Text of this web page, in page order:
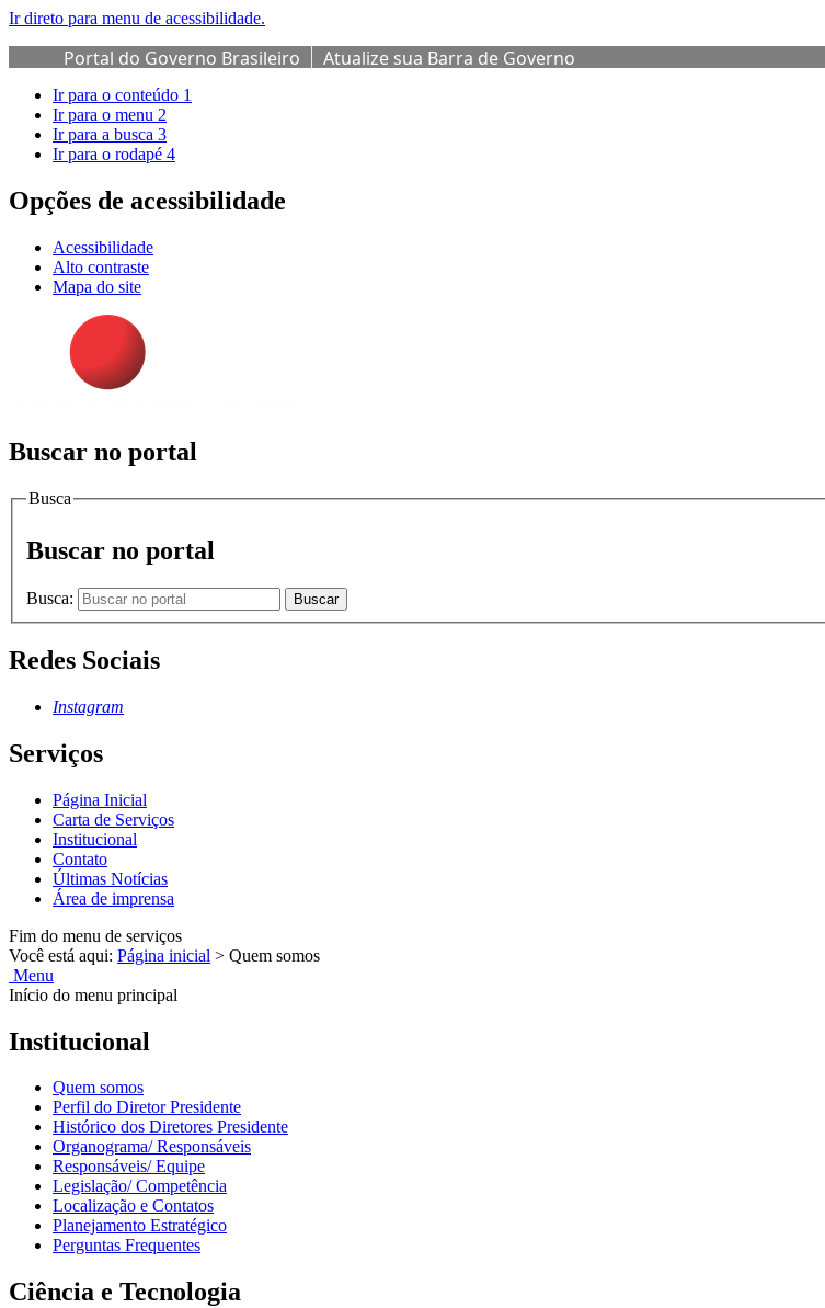
Ir direto para menu de acessibilidade.
Portal do Governo Brasileiro Atualize sua Barra de Governo
Ir para o conteúdo 1
Ir para o menu 2
Ir para a busca 3
Ir para o rodapé 4
Opções de acessibilidade
Acessibilidade
Alto contraste
Mapa do site
Buscar no portal
Busca
Buscar no portal
Busca: Buscar
Redes Sociais
Instagram
Serviços
Página Inicial
Carta de Serviços
Institucional
Contato
Últimas Notícias
Área de imprensa
Fim do menu de serviços
Você está aqui: Página inicial > Quem somos
Menu
Início do menu principal
Institucional
Quem somos
Perfil do Diretor Presidente
Histórico dos Diretores Presidente
Organograma/ Responsáveis
Responsáveis/ Equipe
Legislação/ Competência
Localização e Contatos
Planejamento Estratégico
Perguntas Frequentes
Ciência e Tecnologia